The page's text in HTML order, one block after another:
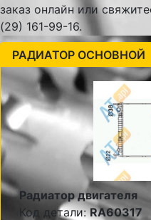
заказ онлайн или
(29) 161-99-16.
РАДИАТОР ОСНОВНОЙ
Радиатор двигателя
Код детали:RA60317